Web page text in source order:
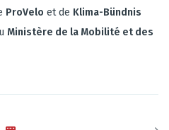
ProVelo et de Klima-Bündnis
Ministère de la Mobilité et des